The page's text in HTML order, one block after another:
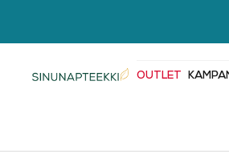
Sinunapteekki.fi OUTLET